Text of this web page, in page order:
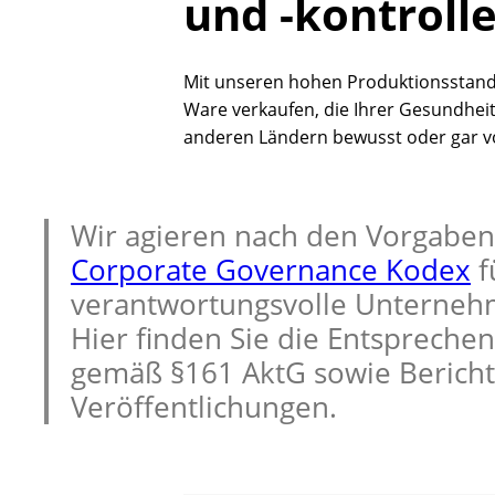
und -
Mit unseren hohen
Ware verkaufen, die Ihrer
anderen Ländern bewusst oder gar
Wir agieren nach den
Corporate Governance Kodex
verantwortungsvolle
Hier finden Sie die
gemäß §161 AktG sowie
Veröffentlichungen.